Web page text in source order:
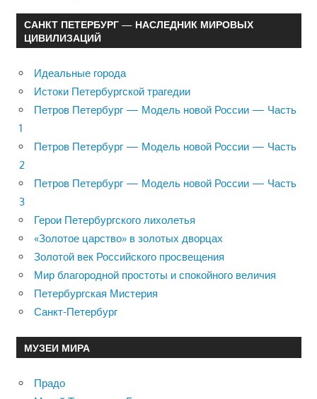
САНКТ ПЕТЕРБУРГ — НАСЛЕДНИК МИРОВЫХ
ЦИВИЛИЗАЦИЙ
Идеальные города
Истоки Петербургской трагедии
Петров Петербург — Модель новой России — Часть
1
Петров Петербург — Модель новой России — Часть
2
Петров Петербург — Модель новой России — Часть
3
Герои Петербургского лихолетья
«Золотое царство» в золотых дворцах
Золотой век Российского просвещения
Мир благородной простоты и спокойного величия
Петербургская Мистерия
Санкт-Петербург
МУЗЕИ МИРА
Прадо